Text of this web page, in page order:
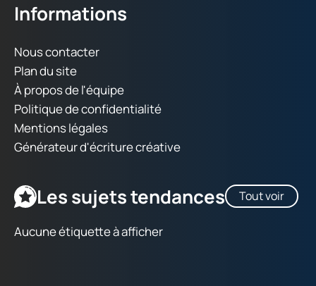
Informations
Nous contacter
Plan du site
À propos de l'équipe
Politique de confidentialité
Mentions légales
Générateur d'écriture créative
Les sujets tendances Tout voir
Aucune étiquette à afficher